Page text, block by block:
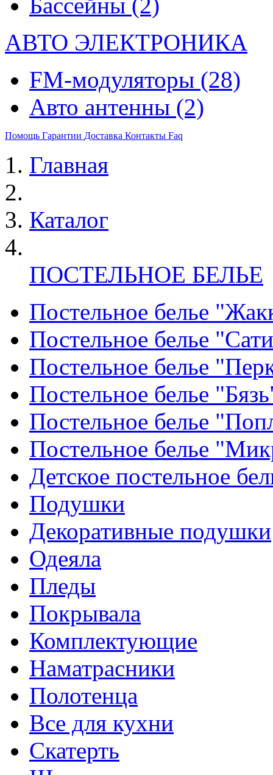
АВТО ЭЛЕКТРОНИКА
FM-модуляторы (28)
Авто антенны (2)
Помощь Гарантии Доставка Контакты Faq
Главная
Каталог
ПОСТЕЛЬНОЕ БЕЛЬЕ
Постельное белье
Постельное белье
Постельное белье
Постельное белье
Постельное белье
Постельное белье
Детское постельное
Подушки
Декоративные подушки
Одеяла
Пледы
Покрывала
Комплектующие
Наматрасники
Полотенца
Все для кухни
Скатерть